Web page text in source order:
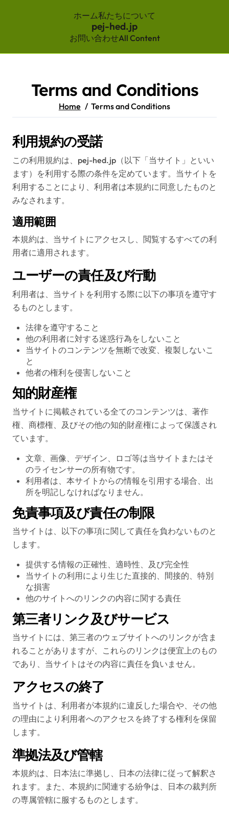
ホーム私たちについて
pej-hed.jp
お問い合わせAll Content
Terms and Conditions
Home Terms and Conditions
利用規約の受諾
この利用規約は、pej-hed.jp（以下「当サイト」といい
ます）を利用する際の条件を定めています。当サイトを
利用することにより、利用者は本規約に同意したものと
みなされます。
適用範囲
本規約は、当サイトにアクセスし、閲覧するすべての利
用者に適用されます。
ユーザーの責任及び行動
利用者は、当サイトを利用する際に以下の事項を遵守す
るものとします。
法律を遵守すること
他の利用者に対する迷惑行為をしないこと
当サイトのコンテンツを無断で改変、複製しないこ
と
他者の権利を侵害しないこと
知的財産権
当サイトに掲載されている全てのコンテンツは、著作
権、商標権、及びその他の知的財産権によって保護され
ています。
文章、画像、デザイン、ロゴ等は当サイトまたはそ
のライセンサーの所有物です。
利用者は、本サイトからの情報を引用する場合、出
所を明記しなければなりません。
免責事項及び責任の制限
当サイトは、以下の事項に関して責任を負わないものと
します。
提供する情報の正確性、適時性、及び完全性
当サイトの利用により生じた直接的、間接的、特別
な損害
他のサイトへのリンクの内容に関する責任
第三者リンク及びサービス
当サイトには、第三者のウェブサイトへのリンクが含ま
れることがありますが、これらのリンクは便宜上のもの
であり、当サイトはその内容に責任を負いません。
アクセスの終了
当サイトは、利用者が本規約に違反した場合や、その他
の理由により利用者へのアクセスを終了する権利を保留
します。
準拠法及び管轄
本規約は、日本法に準拠し、日本の法律に従って解釈さ
れます。また、本規約に関連する紛争は、日本の裁判所
の専属管轄に服するものとします。